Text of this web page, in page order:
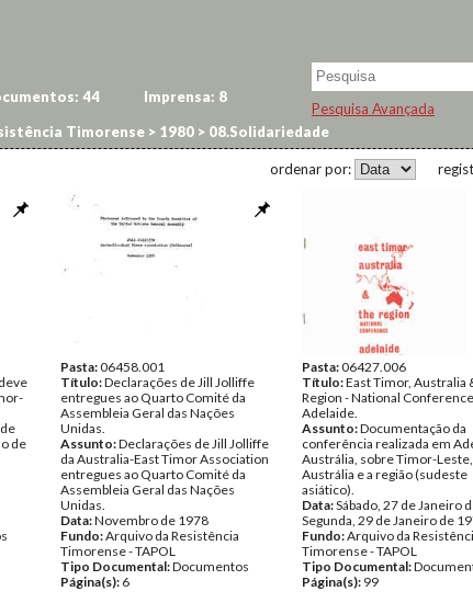
Pesquisa Avançada
44 Imprensa: 8
Timorense > 1980 > 08.Solidariedade
ordenar por:
de
Pasta:06458.001
Título:Declarações de Jill Jolliffe
entregues ao Quarto Comité da
Assembleia Geral das Nações
Unidas.
Assunto:Declarações de Jill Jolliffe
da Australia-East Timor Association
entregues ao Quarto Comité da
Assembleia Geral das Nações
Unidas.
Data:Novembro de 1978
Fundo:Arquivo da Resistência
Timorense - TAPOL
Tipo Documental:Documentos
Página(s): 6
Pasta:06427.006
Título:East Timor, Australia
Region - National
Adelaide.
Assunto:Documentação da
conferência realizada em
Austrália, sobre Timor-Leste,
Austrália e a região (sudeste
asiático).
Data:Sábado, 27 de Janeiro
Segunda, 29 de Janeiro de
Fundo:Arquivo da
Timorense - TAPOL
Tipo Documental:
Página(s): 99